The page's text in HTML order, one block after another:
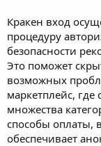
Кракен вход
процедуру
безопасности
Это поможет
возможных
маркетплейс,
множества
способы оплаты,
обеспечивает